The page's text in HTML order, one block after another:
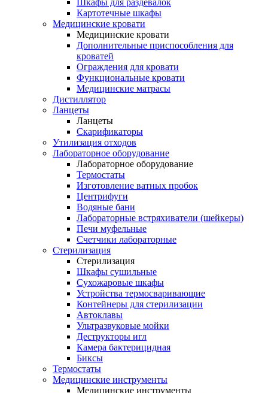
Шкафы для раздевалок
Картотечные шкафы
Медицинские кровати
Медицинские кровати
Дополнительные приспособления для
кроватей
Ограждения для кровати
Функциональные кровати
Медицинские матрасы
Дистиллятор
Ланцеты
Ланцеты
Скарификаторы
Утилизация отходов
Лабораторное оборудование
Лабораторное оборудование
Термостаты
Изготовление ватных пробок
Центрифуги
Водяные бани
Лабораторные встряхиватели (шейкеры)
Печи муфельные
Счетчики лабораторные
Стерилизация
Стерилизация
Шкафы сушильные
Сухожаровые шкафы
Устройства термосваривающие
Контейнеры для стерилизации
Автоклавы
Ультразвуковые мойки
Деструкторы игл
Камера бактерицидная
Биксы
Термостаты
Медицинские инструменты
Медицинские инструменты